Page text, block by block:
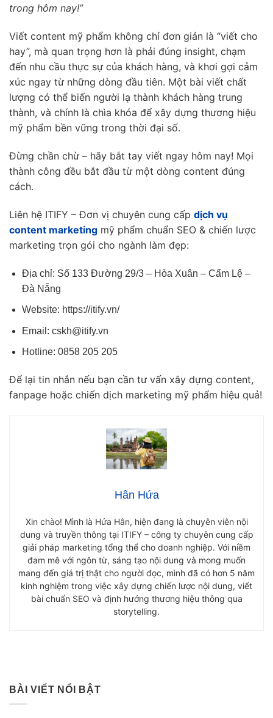
trong hôm nay!”
Viết content mỹ phẩm không chỉ đơn giản là “viết cho
hay”, mà quan trọng hơn là phải đúng insight, chạm
đến nhu cầu thực sự của khách hàng, và khơi gợi cảm
xúc ngay từ những dòng đầu tiên. Một bài viết chất
lượng có thể biến người lạ thành khách hàng trung
thành, và chính là chìa khóa để xây dựng thương hiệu
mỹ phẩm bền vững trong thời đại số.
Đừng chần chừ – hãy bắt tay viết ngay hôm nay! Mọi
thành công đều bắt đầu từ một dòng content đúng
cách.
Liên hệ ITIFY – Đơn vị chuyên cung cấp dịch vụ
content marketing mỹ phẩm chuẩn SEO & chiến lược
marketing trọn gói cho ngành làm đẹp:
Địa chỉ: Số 133 Đường 29/3 – Hòa Xuân – Cẩm Lệ –
Đà Nẵng
Website: https://itify.vn/
Email: cskh@itify.vn
Hotline: 0858 205 205
Để lại tin nhắn nếu bạn cần tư vấn xây dựng content,
fanpage hoặc chiến dịch marketing mỹ phẩm hiệu quả!
Hân Hứa
Xin chào! Mình là Hứa Hân, hiện đang là chuyên viên nội
dung và truyền thông tại ITIFY – công ty chuyên cung cấp
giải pháp marketing tổng thể cho doanh nghiệp. Với niềm
đam mê với ngôn từ, sáng tạo nội dung và mong muốn
mang đến giá trị thật cho người đọc, mình đã có hơn 5 năm
kinh nghiệm trong việc xây dựng chiến lược nội dung, viết
bài chuẩn SEO và định hướng thương hiệu thông qua
storytelling.
BÀI VIẾT NỔI BẬT